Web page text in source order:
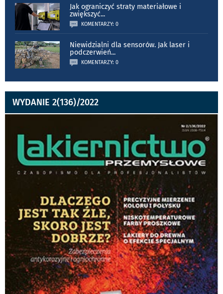
Jak ograniczyć straty materiałowe i
zwiększyć...
KOMENTARZY: 0
Niewidzialni dla sensorów. Jak laser i
podczerwień...
KOMENTARZY: 0
WYDANIE 2(136)/2022